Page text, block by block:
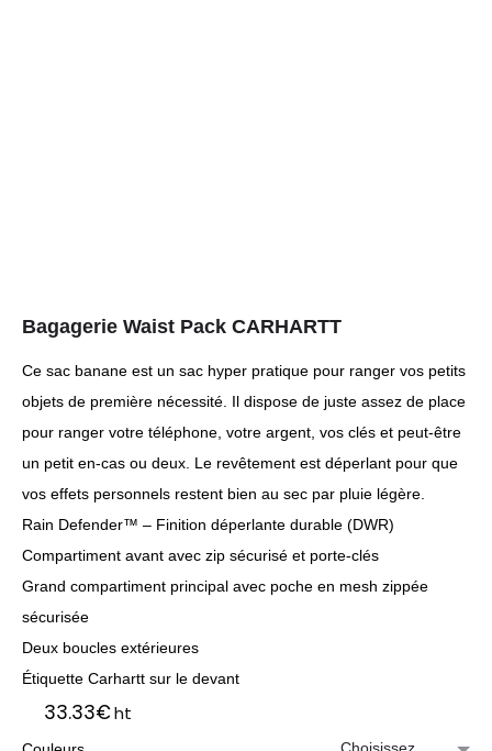
Bagagerie Waist Pack CARHARTT
Ce sac banane est un sac hyper pratique pour ranger vos petits
objets de première nécessité. Il dispose de juste assez de place
pour ranger votre téléphone, votre argent, vos clés et peut-être
un petit en-cas ou deux. Le revêtement est déperlant pour que
vos effets personnels restent bien au sec par pluie légère.
Rain Defender™ – Finition déperlante durable (DWR)
Compartiment avant avec zip sécurisé et porte-clés
Grand compartiment principal avec poche en mesh zippée
sécurisée
Deux boucles extérieures
Étiquette Carhartt sur le devant
33.33€ht